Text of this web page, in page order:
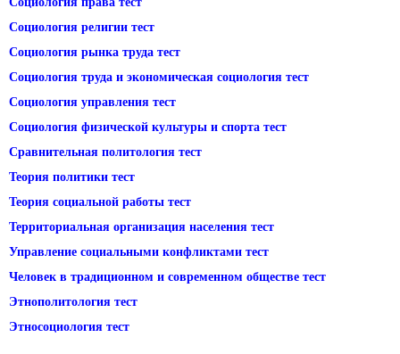
Социология религии тест
Социология рынка труда тест
Социология труда и экономическая социология тест
Социология управления тест
Социология физической культуры и спорта тест
Сравнительная политология тест
Теория политики тест
Теория социальной работы тест
Территориальная организация населения тест
Управление социальными конфликтами тест
Человек в традиционном и современном обществе тест
Этнополитология тест
Этносоциология тест